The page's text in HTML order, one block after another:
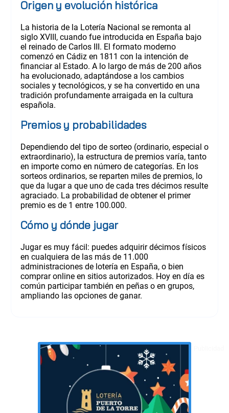
Origen y evolución histórica
La historia de la Lotería Nacional se remonta al
siglo XVIII, cuando fue introducida en España bajo
el reinado de Carlos III. El formato moderno
comenzó en Cádiz en 1811 con la intención de
financiar al Estado. A lo largo de más de 200 años
ha evolucionado, adaptándose a los cambios
sociales y tecnológicos, y se ha convertido en una
tradición profundamente arraigada en la cultura
española.
Premios y probabilidades
Dependiendo del tipo de sorteo (ordinario, especial o
extraordinario), la estructura de premios varía, tanto
en importe como en número de categorías. En los
sorteos ordinarios, se reparten miles de premios, lo
que da lugar a que uno de cada tres décimos resulte
agraciado. La probabilidad de obtener el primer
premio es de 1 entre 100.000.
Cómo y dónde jugar
Jugar es muy fácil: puedes adquirir décimos físicos
en cualquiera de las más de 11.000
administraciones de lotería en España, o bien
comprar online en sitios autorizados. Hoy en día es
común participar también en peñas o en grupos,
ampliando las opciones de ganar.